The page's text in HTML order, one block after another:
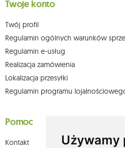
Używamy
Twoje konto
Twój profil
Regulamin ogólnych warunków
Regulamin e-usług
Realizacja zamówienia
Lokalizacja przesyłki
Regulamin programu
Pomoc
Kontakt